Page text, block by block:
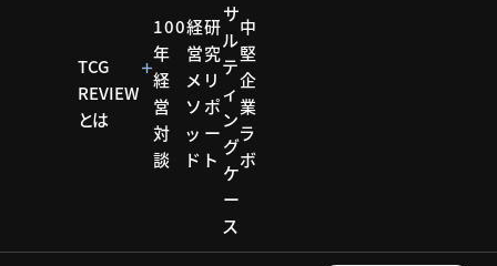
TCG
REVIEW
とは
100
年
経
営
対
談
経
営
メ
ソ
ッ
ド
研
究
リ
ポ
ー
ト
サ
ル
テ
ィ
ン
グ
ケ
ー
ス
中
堅
企
業
ラ
ボ
コラムイベント開催リポート
バックオフィスDX戦略フォーラム ゲスト：グローウィ
ン・パートナーズ、イー・ビー・ソリューションズ
コラム
イベン
ト開催